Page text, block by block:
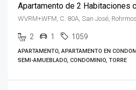
WVRM+WFM, C. 80A, San José,
2 1 1059
APARTAMENTO, APARTAMENTO EN
SEMI-AMUEBLADO, CONDOMINIO, TORRE